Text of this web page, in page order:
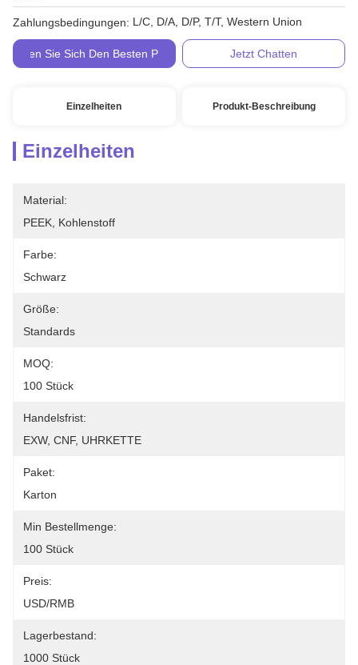
Zahlungsbedingungen: L/C, D/A, D/P, T/T, Western Union
Holen Sie Sich Den Besten Preis Jetzt Chatten
Einzelheiten Produkt-Beschreibung
Einzelheiten
Material:
PEEK, Kohlenstoff
Farbe:
Schwarz
Größe:
Standards
MOQ:
100 Stück
Handelsfrist:
EXW, CNF, UHRKETTE
Paket:
Karton
Min Bestellmenge:
100 Stück
Preis:
USD/RMB
Lagerbestand:
1000 Stück